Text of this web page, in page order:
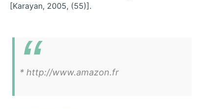
[Karayan, 2005, (55)].
* http://www.amazon.fr